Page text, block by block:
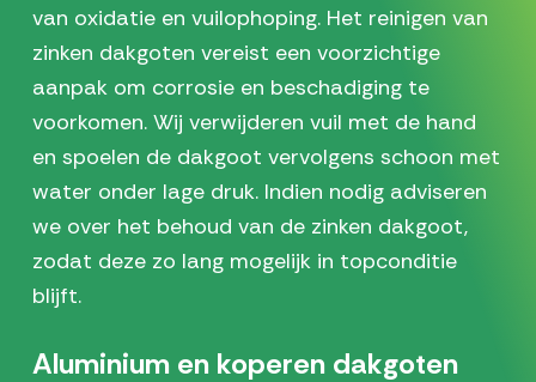
van oxidatie en vuilophoping. Het reinigen van
zinken dakgoten vereist een voorzichtige
aanpak om corrosie en beschadiging te
voorkomen. Wij verwijderen vuil met de hand
en spoelen de dakgoot vervolgens schoon met
water onder lage druk. Indien nodig adviseren
we over het behoud van de zinken dakgoot,
zodat deze zo lang mogelijk in topconditie
blijft.
Aluminium en koperen dakgoten